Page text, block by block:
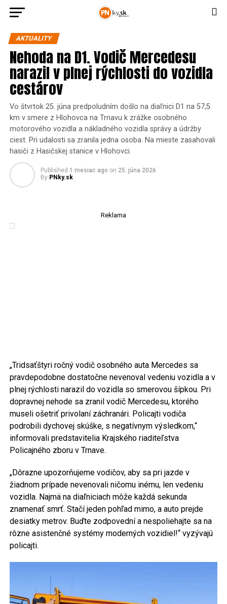
AKTUALITY
Nehoda na D1. Vodič Mercedesu
narazil v plnej rýchlosti do vozidla
cestárov
Vo štvrtok 25. júna predpoludním došlo na diaľnici D1 na 57,5.
km v smere z Hlohovca na Trnavu k zrážke osobného
motorového vozidla a nákladného vozidla správy a údržby
ciest. Pri udalosti sa zranila jedna osoba. Na mieste zasahovali
hasiči z Hasičskej stanice v Hlohovci.
Published 1 mesiac ago on 25. júna 2026
By PNky.sk
Reklama
„Tridsaťštyri ročný vodič osobného auta Mercedes sa
pravdepodobne dostatočne nevenoval vedeniu vozidla a v
plnej rýchlosti narazil do vozidla so smerovou šípkou. Pri
dopravnej nehode sa zranil vodič Mercedesu, ktorého
museli ošetriť privolaní záchranári. Policajti vodiča
podrobili dychovej skúške, s negatívnym výsledkom,“
informovali predstavitelia Krajského riaditeľstva
Policajného zboru v Trnave.
„Dôrazne upozorňujeme vodičov, aby sa pri jazde v
žiadnom prípade nevenovali ničomu inému, len vedeniu
vozidla. Najmä na diaľniciach môže každá sekunda
znamenať smrť. Stačí jeden pohľad mimo, a auto prejde
desiatky metrov. Buďte zodpovední a nespoliehajte sa na
rôzne asistenčné systémy moderných vozidiel!“ vyzývajú
policajti.